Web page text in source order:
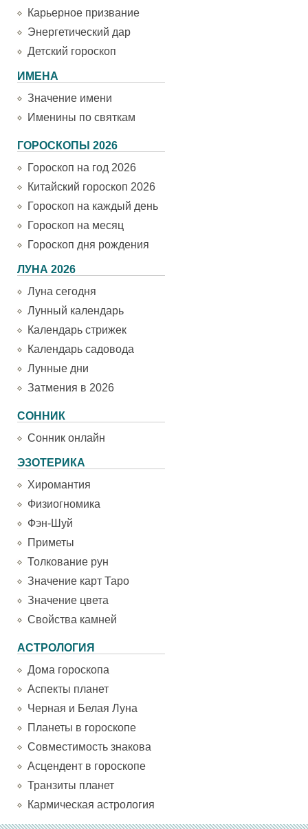
Карьерное призвание
Энергетический дар
Детский гороскоп
ИМЕНА
Значение имени
Именины по святкам
ГОРОСКОПЫ 2026
Гороскоп на год 2026
Китайский гороскоп 2026
Гороскоп на каждый день
Гороскоп на месяц
Гороскоп дня рождения
ЛУНА 2026
Луна сегодня
Лунный календарь
Календарь стрижек
Календарь садовода
Лунные дни
Затмения в 2026
СОННИК
Сонник онлайн
ЭЗОТЕРИКА
Хиромантия
Физиогномика
Фэн-Шуй
Приметы
Толкование рун
Значение карт Таро
Значение цвета
Свойства камней
АСТРОЛОГИЯ
Дома гороскопа
Аспекты планет
Черная и Белая Луна
Планеты в гороскопе
Совместимость знакова
Асцендент в гороскопе
Транзиты планет
Кармическая астрология